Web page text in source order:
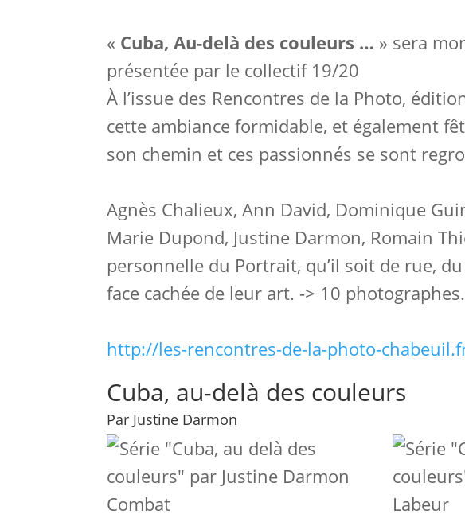
« Cuba, Au-delà des couleurs … » sera
présentée par le collectif 19/20
À l’issue des Rencontres de la Photo,
cette ambiance formidable, et également
son chemin et ces passionnés se sont
Agnès Chalieux, Ann David, Dominique
Marie Dupond, Justine Darmon, Romain
personnelle du Portrait, qu’il soit de rue,
face cachée de leur art. -> 10
http://les-rencontres-de-la-photo-
Cuba, au-delà des couleurs
Par Justine Darmon
Combat Labeur